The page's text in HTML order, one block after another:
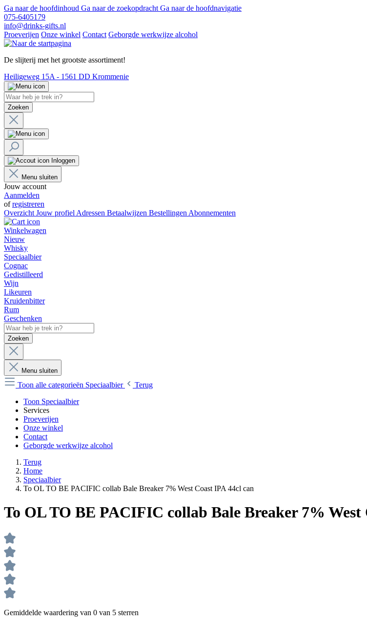
Ga naar de hoofdinhoud Ga naar de zoekopdracht Ga naar de hoofdnavigatie
075-6405179
info@drinks-gifts.nl
Proeverijen Onze winkel Contact Geborgde werkwijze alcohol
De slijterij met het grootste assortiment!
Heiligeweg 15A - 1561 DD Krommenie
Zoeken
Inloggen
Menu sluiten
Jouw account
Aanmelden
ofregistreren
Overzicht Jouw profiel Adressen Betaalwijzen Bestellingen Abonnementen
Winkelwagen
Nieuw
Whisky
Speciaalbier
Cognac
Gedistilleerd
Wijn
Likeuren
Kruidenbitter
Rum
Geschenken
Zoeken
Menu sluiten
Toon alle categorieën Speciaalbier
Terug
Toon Speciaalbier
Services
Proeverijen
Onze winkel
Contact
Geborgde werkwijze alcohol
Terug
Home
Speciaalbier
To OL TO BE PACIFIC collab Bale Breaker 7% West Coast IPA 44cl can
To OL TO BE PACIFIC collab Bale Breaker 7% West
Gemiddelde waardering van 0 van 5 sterren